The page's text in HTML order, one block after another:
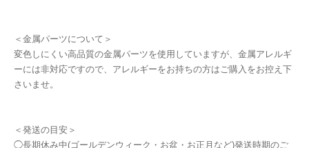
＜金属パーツについて＞
変色しにくい高品質の金属パーツを使用していますが、金属アレルギ
ーには非対応ですので、アレルギーをお持ちの方はご購入をお控え下
さいませ。
＜発送の目安＞
◯長期休み中(ゴールデンウィーク・お盆・お正月など)発送時期のご